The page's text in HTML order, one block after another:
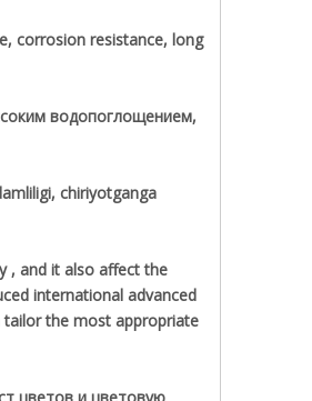
corrosion resistance, long
водопоглощением,
chiriyotganga
, and it also affect the
international advanced
the most appropriate